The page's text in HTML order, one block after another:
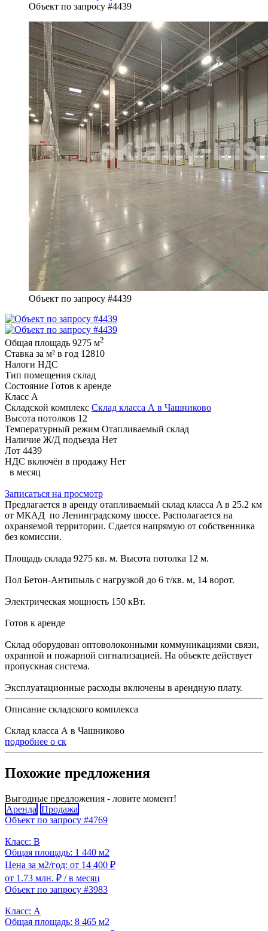
Объект по запросу #4439
Объект по запросу #4439
Общая площадь 9275 м2
Ставка за м² в год 12810
Налоги НДС
Тип помещения склад
Состояние Готов к аренде
Класс A
Складской комплекс Склад класса А в Чашниково
Высота потолков 12
Температурный режим Отапливаемый склад
Наличие Ж/Д подъезда Нет
Лот 4439
НДС включён в продажу Нет
в месяц
Записаться на просмотр
Предлагается в аренду отапливаемый склад класса A в 25.2 км
от МКАД по Ленинградскому шоссе. Располагается на
охраняемой территории. Сдается напрямую от собственника
без комиссии.
Площадь склада 9275 кв. м. Высота потолка 12 м.
Пол Бетон-Антипыль с нагрузкой до 6 т/кв. м, 14 ворот.
Электрическая мощность 150 кВт.
Готов к аренде
Склад оборудован оптоволоконными коммуникациями связи,
охранной и пожарной сигнализацией. На объекте действует
пропускная система.
Эксплуатационные расходы включены в арендную плату.
Описание складского комплекса
Склад класса А в Чашниково
подробнее о ск
Похожие предложения
Выгодные предложения - ловите момент!
Аренда Продажа
Объект по запросу #4769
Класс: B
Общая площадь: 1 440 м2
Цена за м2/год: от 14 400 ₽
от 1.73 млн. ₽ / в месяц
Объект по запросу #3983
Класс: A
Общая площадь: 8 465 м2